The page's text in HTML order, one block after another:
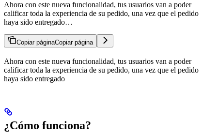
Ahora con este nueva funcionalidad, tus usuarios van a poder
calificar toda la experiencia de su pedido, una vez que el pedido
haya sido entregado…
Copiar páginaCopiar página
Ahora con este nueva funcionalidad, tus usuarios van a poder
calificar toda la experiencia de su pedido, una vez que el pedido
haya sido entregado
¿Cómo funciona?